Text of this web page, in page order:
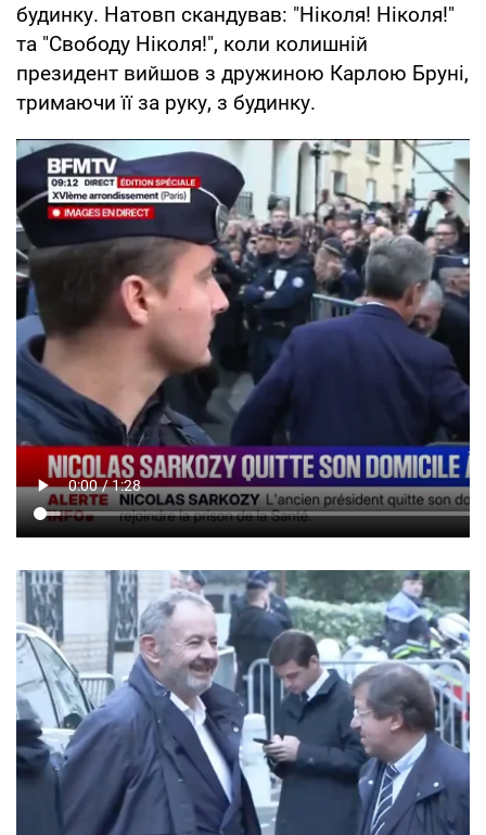
будинку. Натовп скандував: "Ніколя! Ніколя!"
та "Свободу Ніколя!", коли колишній
президент вийшов з дружиною Карлою Бруні,
тримаючи її за руку, з будинку.